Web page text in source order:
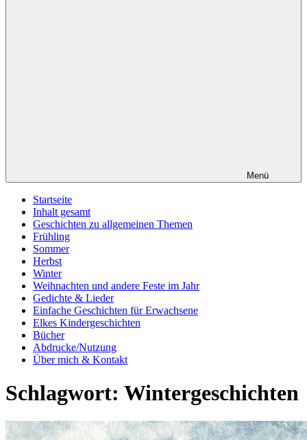
Menü
Startseite
Inhalt gesamt
Geschichten zu allgemeinen Themen
Frühling
Sommer
Herbst
Winter
Weihnachten und andere Feste im Jahr
Gedichte & Lieder
Einfache Geschichten für Erwachsene
Elkes Kindergeschichten
Bücher
Abdrucke/Nutzung
Über mich & Kontakt
Schlagwort: Wintergeschichten